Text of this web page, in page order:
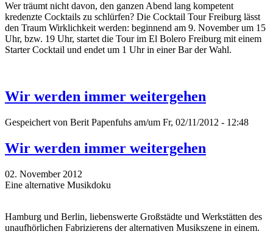
Wer träumt nicht davon, den ganzen Abend lang kompetent
kredenzte Cocktails zu schlürfen? Die Cocktail Tour Freiburg lässt
den Traum Wirklichkeit werden: beginnend am 9. November um 15
Uhr, bzw. 19 Uhr, startet die Tour im El Bolero Freiburg mit einem
Starter Cocktail und endet um 1 Uhr in einer Bar der Wahl.
Wir werden immer weitergehen
Gespeichert von Berit Papenfuhs am/um Fr, 02/11/2012 - 12:48
Wir werden immer weitergehen
02. November 2012
Eine alternative Musikdoku
Hamburg und Berlin, liebenswerte Großstädte und Werkstätten des
unaufhörlichen Fabrizierens der alternativen Musikszene in einem.